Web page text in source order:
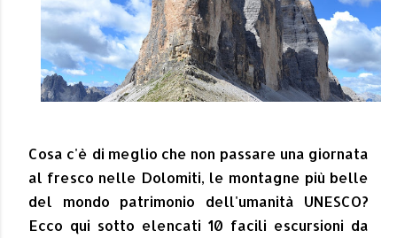
Cosa c'è di meglio che non passare una giornata
al fresco nelle Dolomiti, le montagne più belle
del mondo patrimonio dell'umanità UNESCO?
Ecco qui sotto elencati 10 facili escursioni da